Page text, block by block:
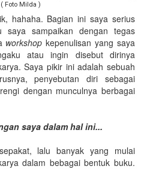
( Foto Milda )
hahaha. Bagian ini saya serius
sampaikan dengan tegas
workshop kepenulisan yang saya
atau ingin disebut dirinya
Saya pikir ini adalah sebuah
penyebutan diri sebagai
dengan munculnya berbagai
saya dalam hal ini...
lalu banyak yang mulai
dalam bebagai bentuk buku.